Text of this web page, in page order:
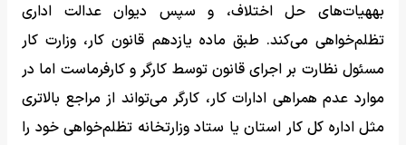
بههیات‌های حل اختلاف، و سپس دیوان عدالت اداری
تظلم‌خواهی می‌کند. طبق ماده یازدهم قانون کار، وزارت کار
مسئول نظارت بر اجرای قانون توسط کارگر و کارفرماست اما در
موارد عدم همراهی ادارات کار، کارگر می‌تواند از مراجع بالاتری
مثل اداره کل کار استان یا ستاد وزارتخانه تظلم‌خواهی خود را